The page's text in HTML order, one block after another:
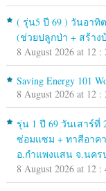
( รุ่น5 ปี 69 ) วันอาทิ
(ช่วยปลูกป่า + สร้า
8 August 2026 at 12 :
Saving Energy 101
8 August 2026 at 12 :
รุ่น 1 ปี 69 วันเสาร์ที่
ซ่อมแซม + ทาสีอาคา
อ.กำแพงแสน จ.นคร
8 August 2026 at 12 :